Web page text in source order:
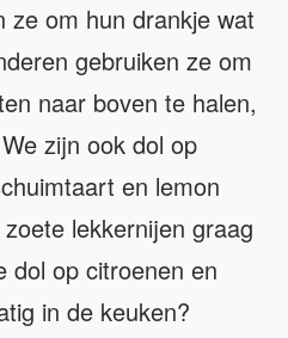
ze om hun drankje wat
gebruiken ze om
naar boven te halen,
zijn ook dol op
en lemon
lekkernijen graag
dol op citroenen en
in de keuken?